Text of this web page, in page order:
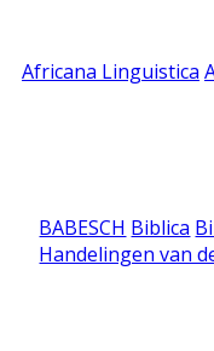
Africana Linguistica
BABESCH Biblica
Handelingen van